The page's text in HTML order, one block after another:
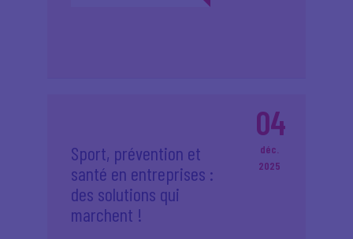
04
déc.
2025
Sport, prévention et
santé en entreprises :
des solutions qui
marchent !